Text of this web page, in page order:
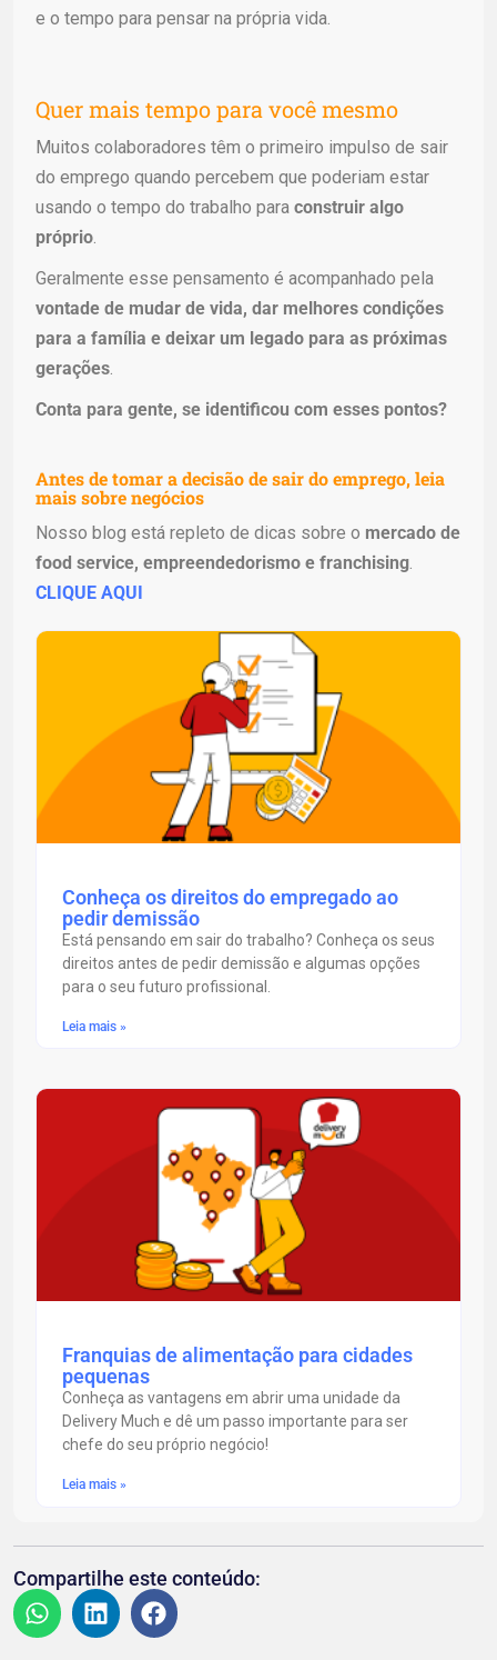
e o tempo para pensar na própria vida.
Quer mais tempo para você mesmo
Muitos colaboradores têm o primeiro impulso de sair
do emprego quando percebem que poderiam estar
usando o tempo do trabalho para construir algo
próprio
Geralmente esse pensamento é acompanhado pela
vontade de mudar de vida, dar melhores condições
para a família e deixar um legado para as próximas
gerações
Conta para gente, se identificou com esses pontos?
Antes de tomar a decisão de sair do emprego, leia
mais sobre negócios
Nosso blog está repleto de dicas sobre o mercado de
food service, empreendedorismo e franchising
CLIQUE AQUI
Conheça os direitos do empregado ao
pedir demissão
Está pensando em sair do trabalho? Conheça os seus
direitos antes de pedir demissão e algumas opções
para o seu futuro profissional.
Leia mais »
Franquias de alimentação para cidades
pequenas
Conheça as vantagens em abrir uma unidade da
Delivery Much e dê um passo importante para ser
chefe do seu próprio negócio!
Leia mais »
Compartilhe este conteúdo: